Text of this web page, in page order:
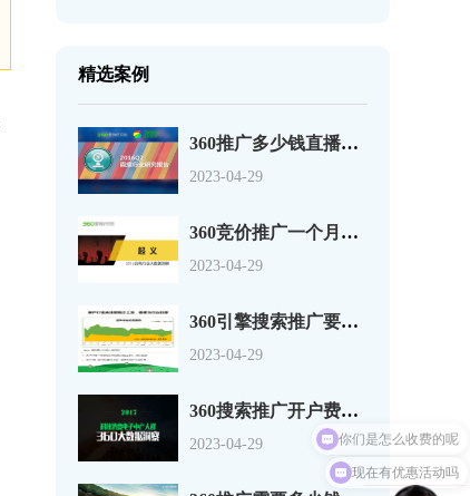
精选案例
360推广多少钱直播行业移动端流量爆发增长秀场直播流量过半
2023-04-29
360竞价推广一个月多少钱？这是一份货真价实的白电行业报告
2023-04-29
360引擎搜索推广要不要钱多维度对房产行业进行深度剖析
2023-04-29
360搜索推广开户费用-科技消费电子中产人群洞察【360大数据】
2023-04-29